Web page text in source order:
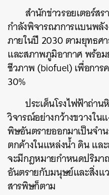
สำนักข่าวรอยเตอร์ส
กำลังพิจารณาการแบนพลั
ภายในปี 2030 ตามยุทธศ
และสภาพภูมิอากาศ พร้อม
ชีวภาพ (biofuel) เพื่อกา
30%
ประเด็นโรงไฟฟ้าถ่า
วิจารณ์อย่างกว้างขวางใน
พิษอันตรายออกมาเป็นจำ
ตกค้างในแหล่งน้ำ ดิน แล
จะมีกฎหมายกำหนดปริม
อันตรายกับมนุษย์และสิ่งแ
สารพิษก็ตาม